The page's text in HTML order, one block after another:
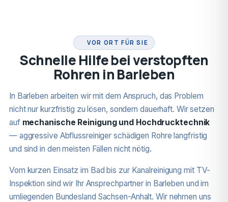
VOR ORT FÜR SIE
Schnelle Hilfe bei verstopften
Rohren in Barleben
In Barleben arbeiten wir mit dem Anspruch, das Problem
nicht nur kurzfristig zu lösen, sondern dauerhaft. Wir setzen
auf mechanische Reinigung und Hochdrucktechnik
— aggressive Abflussreiniger schädigen Rohre langfristig
und sind in den meisten Fällen nicht nötig.
Vom kurzen Einsatz im Bad bis zur Kanalreinigung mit TV-
Inspektion sind wir Ihr Ansprechpartner in Barleben und im
umliegenden Bundesland Sachsen-Anhalt. Wir nehmen uns